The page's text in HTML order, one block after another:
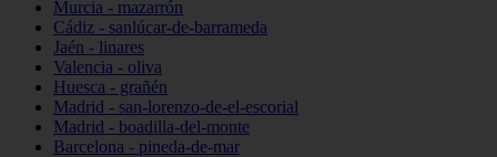
Murcia - mazarrón
Cádiz - sanlúcar-de-barrameda
Jaén - linares
Valencia - oliva
Huesca - grañén
Madrid - san-lorenzo-de-el-escorial
Madrid - boadilla-del-monte
Barcelona - pineda-de-mar